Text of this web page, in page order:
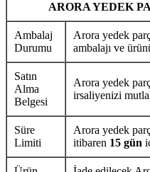
ARORA YEDEK
Ambalaj
Durumu
Arora yedek
ambalajı ve
Satın
Alma
Belgesi
Arora yedek
irsaliyenizi
Süre
Limiti
Arora yedek
itibaren 15 gün